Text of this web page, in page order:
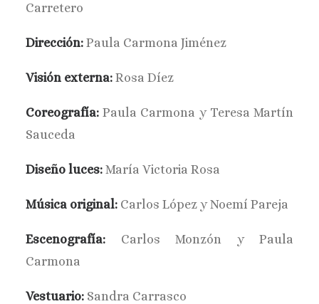
Carretero
Dirección: Paula Carmona Jiménez
Visión externa: Rosa Díez
Coreografía: Paula Carmona y Teresa Martín
Sauceda
Diseño luces: María Victoria Rosa
Música original: Carlos López y Noemí Pareja
Escenografía: Carlos Monzón y Paula
Carmona
Vestuario: Sandra Carrasco